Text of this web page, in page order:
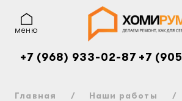
меню
+7 (968) 933-02-87 +7
Главная
Наши работы